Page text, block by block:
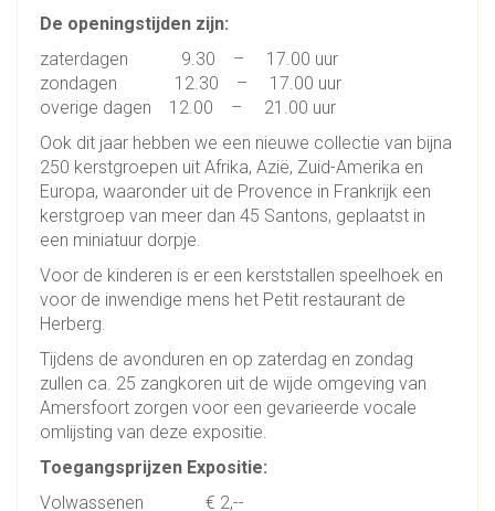
De openingstijden zijn:
zaterdagen 9.30 – 17.00 uur
zondagen 12.30 – 17.00 uur
overige dagen 12.00 – 21.00 uur
Ook dit jaar hebben we een nieuwe collectie van bijna
250 kerstgroepen uit Afrika, Azië, Zuid-Amerika en
Europa, waaronder uit de Provence in Frankrijk een
kerstgroep van meer dan 45 Santons, geplaatst in
een miniatuur dorpje.
Voor de kinderen is er een kerststallen speelhoek en
voor de inwendige mens het Petit restaurant de
Herberg.
Tijdens de avonduren en op zaterdag en zondag
zullen ca. 25 zangkoren uit de wijde omgeving van
Amersfoort zorgen voor een gevarieerde vocale
omlijsting van deze expositie.
Toegangsprijzen Expositie:
Volwassenen € 2,--